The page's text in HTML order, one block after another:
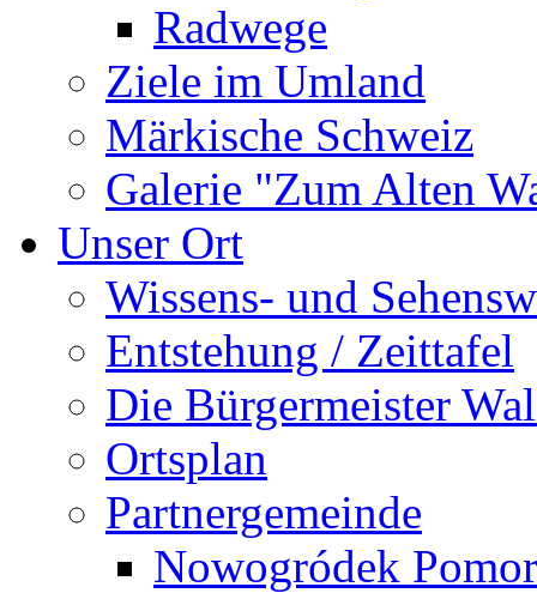
Radwege
Ziele im Umland
Märkische Schweiz
Galerie "Zum Alten
Unser Ort
Wissens- und
Entstehung / Zeittafel
Die Bürgermeister
Ortsplan
Partnergemeinde
Nowogródek